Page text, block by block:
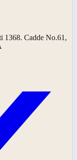
1368. Cadde No.61,